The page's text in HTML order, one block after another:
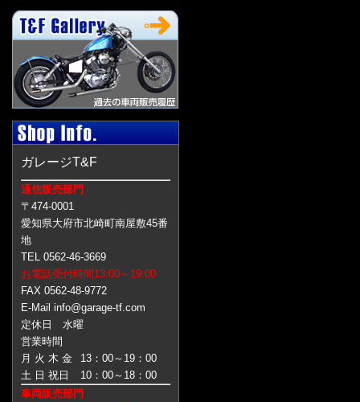
ガレージT&F
通信販売部門
〒474-0001
愛知県大府市北崎町南屋敷45番
地
TEL 0562-46-3669
お電話受付時間13:00～19:00
FAX 0562-48-9772
E-Mail info@garage-tf.com
定休日 水曜
営業時間
月 火 木 金
13：00～19：00
土 日 祝日
10：00～18：00
車両販売部門